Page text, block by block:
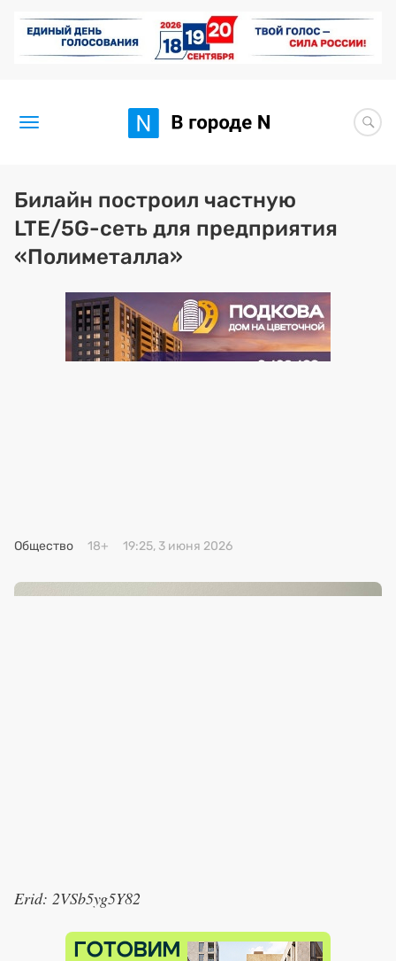
Новости
Статьи
Здоровье
BORЩ
Искусство исцелять
Билайн построил частную
LTE/5G-сеть для предприятия
«Полиметалла»
Общество 18+ 19:25, 3 июня 2026
Erid: 2VSb5yg5Y82